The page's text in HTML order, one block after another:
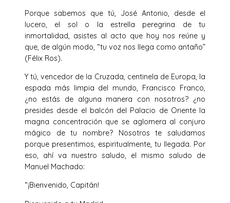
Porque sabemos que tú, José Antonio, desde el
lucero, el sol o la estrella peregrina de tu
inmortalidad, asistes al acto que hoy nos reúne y
que, de algún modo, “tu voz nos llega como antaño”
(Félix Ros).
Y tú, vencedor de la Cruzada, centinela de Europa, la
espada más limpia del mundo, Francisco Franco,
¿no estás de alguna manera con nosotros? ¿no
presides desde el balcón del Palacio de Oriente la
magna concentración que se aglomera al conjuro
mágico de tu nombre? Nosotros te saludamos
porque presentimos, espiritualmente, tu llegada. Por
eso, ahí va nuestro saludo, el mismo salu­do de
Manuel Machado:
“¡Bienvenido, Capitán!